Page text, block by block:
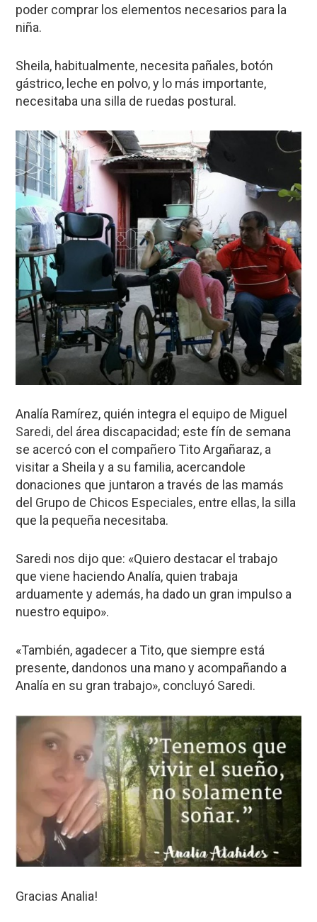
poder comprar los elementos necesarios para la
niña.
Sheila, habitualmente, necesita pañales, botón
gástrico, leche en polvo, y lo más importante,
necesitaba una silla de ruedas postural.
Analía Ramírez, quién integra el equipo de Miguel
Saredi, del área discapacidad; este fín de semana
se acercó con el compañero Tito Argañaraz, a
visitar a Sheila y a su familia, acercandole
donaciones que juntaron a través de las mamás
del Grupo de Chicos Especiales, entre ellas, la silla
que la pequeña necesitaba.
Saredi nos dijo que: «Quiero destacar el trabajo
que viene haciendo Analía, quien trabaja
arduamente y además, ha dado un gran impulso a
nuestro equipo».
«También, agadecer a Tito, que siempre está
presente, dandonos una mano y acompañando a
Analía en su gran trabajo», concluyó Saredi.
Gracias Analia!